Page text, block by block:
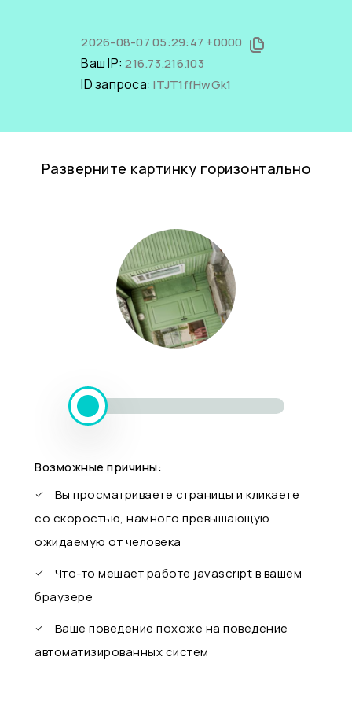
2026-08-07 05:29:47 +0000
Ваш IP:216.73.216.103
ID запроса:lTJT1ffHwGk1
Разверните картинку горизонтально
Возможные причины:
Вы просматриваете страницы и кликаете
со скоростью, намного превышающую
ожидаемую от человека
Что-то мешает работе javascript в вашем
браузере
Ваше поведение похоже на поведение
автоматизированных систем